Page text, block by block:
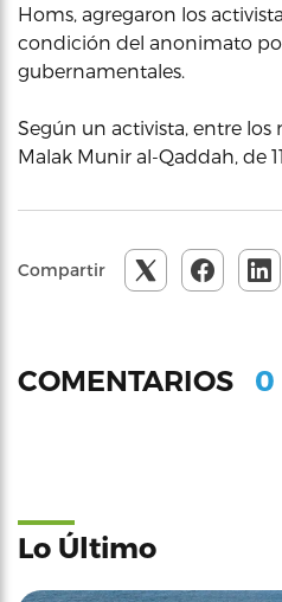
Homs, agregaron los
condición del anonimato
gubernamentales.
Según un activista, entre los
Malak Munir al-Qaddah, de
Compartir
COMENTARIOS 0
Lo Último